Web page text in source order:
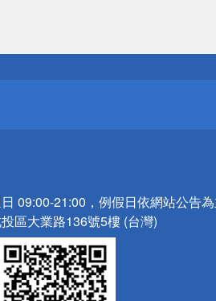
09:00-21:00，例假日依網站公告
區大業路136號5樓 (台灣)